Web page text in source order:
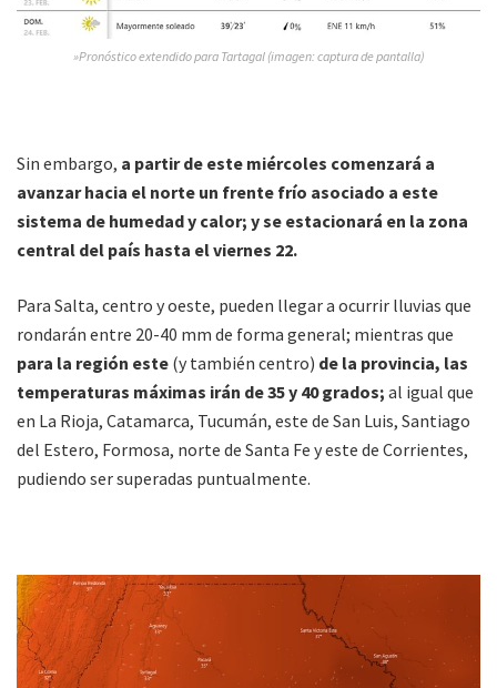
»Pronóstico extendido para Tartagal (imagen: captura de pantalla)
Sin embargo, a partir de este miércoles comenzará a
avanzar hacia el norte un frente frío asociado a este
sistema de humedad y calor; y se estacionará en la zona
central del país hasta el viernes 22.
Para Salta, centro y oeste, pueden llegar a ocurrir lluvias que
rondarán entre 20-40 mm de forma general; mientras que
para la región este (y también centro) de la provincia, las
temperaturas máximas irán de 35 y 40 grados; al igual que
en La Rioja, Catamarca, Tucumán, este de San Luis, Santiago
del Estero, Formosa, norte de Santa Fe y este de Corrientes,
pudiendo ser superadas puntualmente.